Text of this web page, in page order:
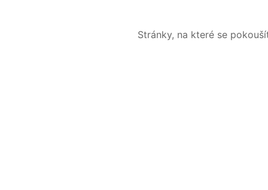
Stránky, na které se